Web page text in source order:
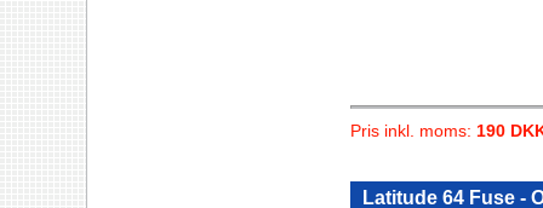
Pris inkl. moms: 190
Latitude 64 Fuse -